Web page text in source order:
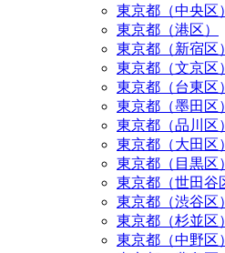
東京都（中央区）
東京都（港区）
東京都（新宿区）
東京都（文京区）
東京都（台東区）
東京都（墨田区）
東京都（品川区）
東京都（大田区）
東京都（目黒区）
東京都（世田谷
東京都（渋谷区）
東京都（杉並区）
東京都（中野区）